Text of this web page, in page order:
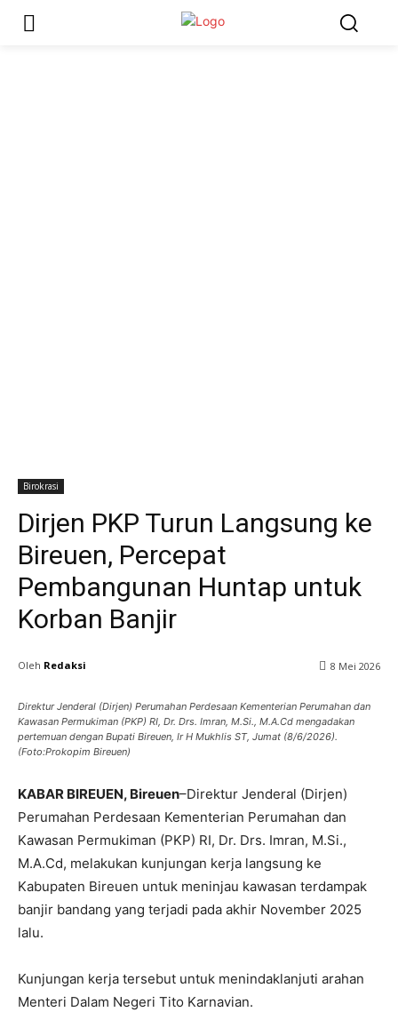
Birokrasi
Dirjen PKP Turun Langsung ke
Bireuen, Percepat
Pembangunan Huntap untuk
Korban Banjir
Oleh Redaksi 8 Mei 2026
Direktur Jenderal (Dirjen) Perumahan Perdesaan Kementerian Perumahan dan
Kawasan Permukiman (PKP) RI, Dr. Drs. Imran, M.Si., M.A.Cd mengadakan
pertemuan dengan Bupati Bireuen, Ir H Mukhlis ST, Jumat (8/6/2026).
(Foto:Prokopim Bireuen)
KABAR BIREUEN, Bireuen–Direktur Jenderal (Dirjen)
Perumahan Perdesaan Kementerian Perumahan dan
Kawasan Permukiman (PKP) RI, Dr. Drs. Imran, M.Si.,
M.A.Cd, melakukan kunjungan kerja langsung ke
Kabupaten Bireuen untuk meninjau kawasan terdampak
banjir bandang yang terjadi pada akhir November 2025
lalu.
Kunjungan kerja tersebut untuk menindaklanjuti arahan
Menteri Dalam Negeri Tito Karnavian.